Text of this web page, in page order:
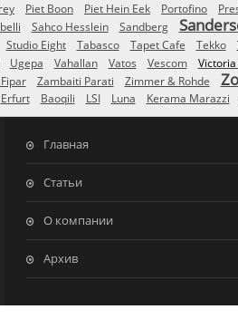
Piet Boon Piet Hein Eek Portofino
Sahco Hesslein Sandberg
Studio Eight Tabasco Tapet Cafe Tekko
Ugepa Vahallan Vatos Vescom
Zambaiti Parati Zimmer & Rohde
Erfurt Baoqili LSI Luna Kerama Marazzi
Главная
Статьи
О компании
Архив